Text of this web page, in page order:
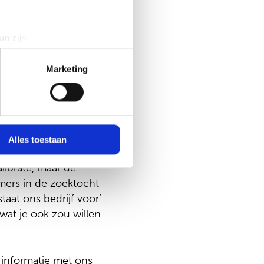
zijn
detailgedeeltein. U kunt uw
partners voor social
die u aan ze heeft
Marketing
Alles toestaan
het MT) en
vijf andere
of directieleden.
maar de
in de zoektocht
ons bedrijf voor’.
je ook zou willen
met ons